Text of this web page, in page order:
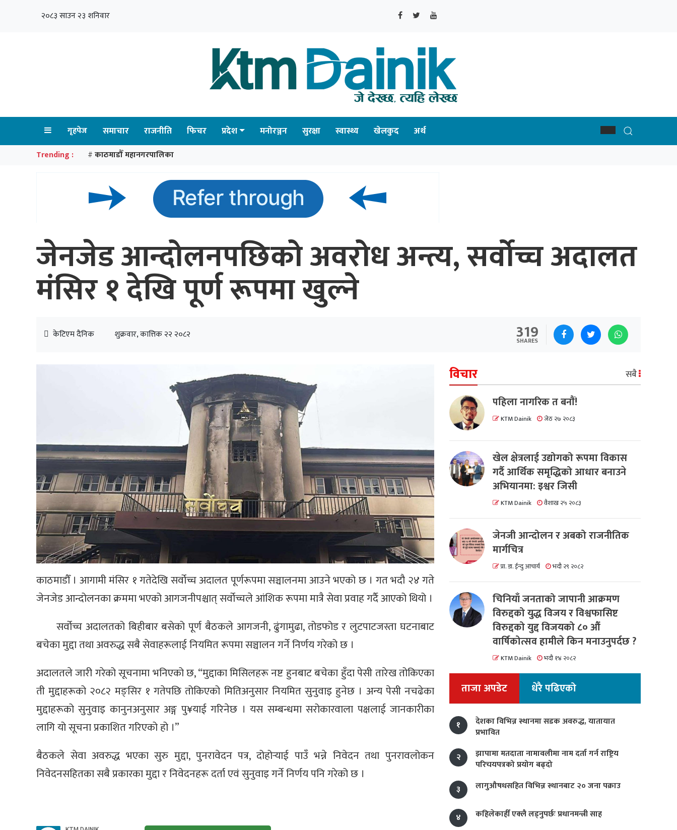
२०८३ साउन २३ शनिवार
गृहपेज समाचार राजनीति फिचर प्रदेश मनोरञ्जन सुरक्षा स्वास्थ्य खेलकुद अर्थ
Trending : # काठमाडौँ महानगरपालिका
जेनजेड आन्दोलनपछिको अवरोध अन्त्य, सर्वोच्च अदालत
मंसिर १ देखि पूर्ण रूपमा खुल्ने
केटिएम दैनिक शुक्रवार, कात्तिक २२ २०८२ 319
SHARES
काठमाडौँ । आगामी मंसिर १ गतेदेखि सर्वोच्च अदालत पूर्णरूपमा सञ्चालनमा आउने भएको छ । गत भदौ २४ गते
जेनजेड आन्दोलनका क्रममा भएको आगजनीपश्चात् सर्वोच्चले आंशिक रूपमा मात्रै सेवा प्रवाह गर्दै आएको थियो ।
सर्वोच्च अदालतको बिहीबार बसेको पूर्ण बैठकले आगजनी, ढुंगामुढा, तोडफोड र लुटपाटजस्ता घटनाबाट
बचेका मुद्दा तथा अवरुद्ध सबै सेवाहरूलाई नियमित रूपमा सञ्चालन गर्ने निर्णय गरेको छ ।
अदालतले जारी गरेको सूचनामा भनिएको छ, “मुद्दाका मिसिलहरू नष्ट हुनबाट बचेका हुँदा पेसी तारेख तोकिएका
ती मुद्दाहरूको २०८२ मङ्सिर १ गतेपछि तोकिएको मितिअनुसार नियमित सुनुवाइ हुनेछ । अन्य पेसी नचढेका
मुद्दाहरूको सुनुवाइ कानुनअनुसार अङ्ग पु¥याई गरिनेछ । यस सम्बन्धमा सरोकारवाला पक्षलाई जानकारीका
लागि यो सूचना प्रकाशित गरिएको हो ।”
बैठकले सेवा अवरुद्ध भएका सुरु मुद्दा, पुनरावेदन पत्र, दोहोर्‍याई पाउँ भन्ने निवेदन तथा पुनरावलोकन
निवेदनसहितका सबै प्रकारका मुद्दा र निवेदनहरू दर्ता एवं सुनुवाइ गर्ने निर्णय पनि गरेको छ ।
विचार सबै
पहिला नागरिक त बनाैं!
KTM Dainik जेठ २७ २०८३
खेल क्षेत्रलाई उद्योगको रूपमा विकास
गर्दै आर्थिक समृद्धिको आधार बनाउने
अभियानमा: इश्वर जिसी
KTM Dainik वैशाख २५ २०८३
जेनजी आन्दोलन र अबको राजनीतिक
मार्गचित्र
प्रा. डा. ईन्दु आचार्य भदौ २९ २०८२
चिनियाँ जनताको जापानी आक्रमण
विरुद्दको युद्ध विजय र विश्वफासिष्ट
विरुद्दको युद्द विजयको ८० औं
वार्षिकोत्सव हामीले किन मनाउनुपर्दछ ?
KTM Dainik भदौ १४ २०८२
ताजा अपडेट धेरै पढिएको
१
देशका विभिन्न स्थानमा सडक अवरुद्ध, यातायात
प्रभावित
२
झापामा मतदाता नामावलीमा नाम दर्ता गर्न राष्ट्रिय
परिचयपत्रको प्रयोग बढ्दो
३
लागुऔषधसहित विभिन्न स्थानबाट २० जना पक्राउ
४ कहिलेकाहीँ एक्लै लड्नुपर्छः प्रधानमन्त्री साह